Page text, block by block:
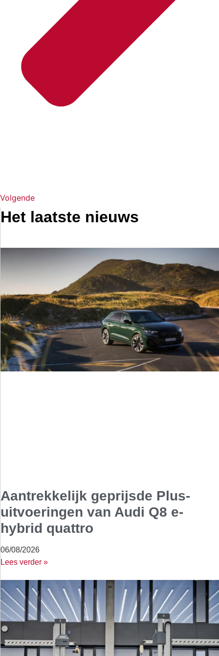
Volgende
Het laatste nieuws
Aantrekkelijk geprijsde Plus-
uitvoeringen van Audi Q8 e-
hybrid quattro
06/08/2026
Lees verder »